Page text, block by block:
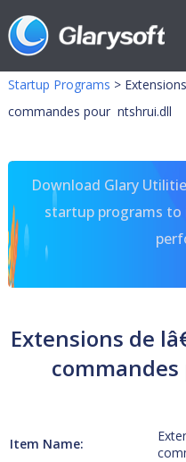
Startup Programs >
commandes pour ntshrui.dll
Download Glary
startup programs to
Extensions de
Item Name: